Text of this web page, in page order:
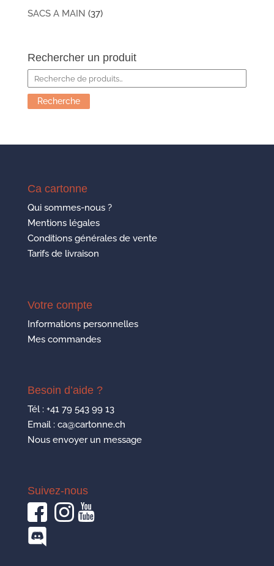
SACS A MAIN (37)
Rechercher un produit
Recherche
pour :
Recherche
Ca cartonne
Qui sommes-nous ?
Mentions légales
Conditions générales de vente
Tarifs de livraison
Votre compte
Informations personnelles
Mes commandes
Besoin d’aide ?
Tél : +41 79 543 99 13
Email : ca@cartonne.ch
Nous envoyer un message
Suivez-nous